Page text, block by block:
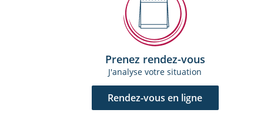
Prenez rendez-vous
J'analyse votre situation
Rendez-vous en ligne